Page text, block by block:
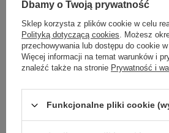
Twojej rodziny.
Kupując w naszym sklepie internetowym
oryginalny i pochodzi z oficjalnej sieci
W ciągu 30 dni możesz dokonać zwrotu bądź
podania przyczyny.
Marka New
Symbol
Dbamy o Twoją prywatność
Sklep korzysta z plików cookie w celu
Polityką dotyczącą cookies. Możesz
przechowywania lub dostępu do cookie
Więcej informacji na temat warunków i
znaleźć także na stronie Prywatność i
Funkcjonalne pliki cookie